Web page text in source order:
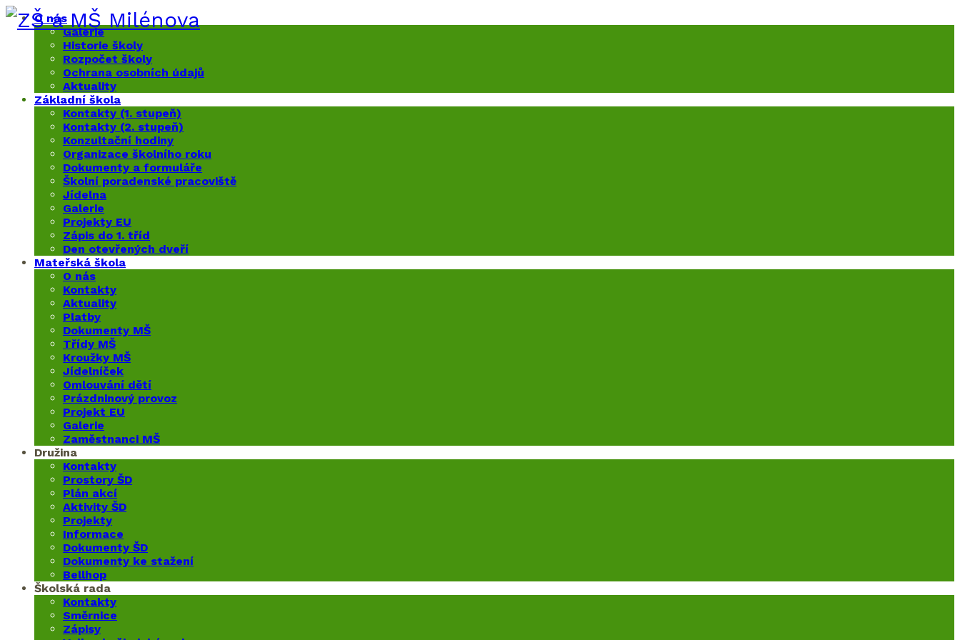
O nás
Galerie
Historie školy
Rozpočet školy
Ochrana osobních údajů
Aktuality
Základní škola
Kontakty (1. stupeň)
Kontakty (2. stupeň)
Konzultační hodiny
Organizace školního roku
Dokumenty a formuláře
Školní poradenské pracoviště
Jídelna
Galerie
Projekty EU
Zápis do 1. tříd
Den otevřených dveří
Mateřská škola
O nás
Kontakty
Aktuality
Platby
Dokumenty MŠ
Třídy MŠ
Kroužky MŠ
Jídelníček
Omlouvání dětí
Prázdninový provoz
Projekt EU
Galerie
Zaměstnanci MŠ
Družina
Kontakty
Prostory ŠD
Plán akcí
Aktivity ŠD
Projekty
Informace
Dokumenty ŠD
Dokumenty ke stažení
Bellhop
Školská rada
Kontakty
Směrnice
Zápisy